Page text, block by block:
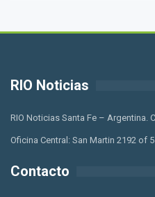
RIO Noticias
RIO Noticias Santa Fe – Argentina.
Oficina Central: San Martin 2192 of
Contacto